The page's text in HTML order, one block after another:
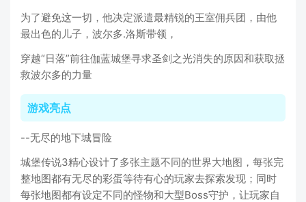
为了避免这一切，他决定派遣最精锐的王室佣兵团，由他
最出色的儿子，波尔多.洛斯带领，
穿越“日落”前往伽蓝城堡寻求圣剑之光消失的原因和获取拯
救波尔多的力量
游戏亮点
--无尽的地下城冒险
城堡传说3精心设计了多张主题不同的世界大地图，每张完
整地图都有无尽的彩蛋等待有心的玩家去探索发现；同时
每张地图都有设定不同的怪物和大型Boss守护，让玩家自